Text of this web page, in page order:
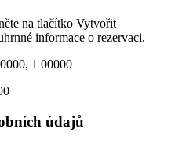
na tlačítko Vytvořit
informace o rezervaci.
1 00000
údajů